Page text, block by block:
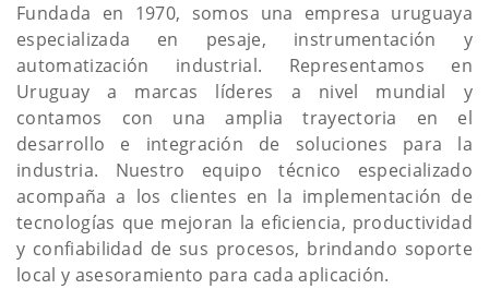
Fundada en 1970, somos una empresa uruguaya
especializada en pesaje, instrumentación y
automatización industrial. Representamos en
Uruguay a marcas líderes a nivel mundial y
contamos con una amplia trayectoria en el
desarrollo e integración de soluciones para la
industria. Nuestro equipo técnico especializado
acompaña a los clientes en la implementación de
tecnologías que mejoran la eficiencia, productividad
y confiabilidad de sus procesos, brindando soporte
local y asesoramiento para cada aplicación.